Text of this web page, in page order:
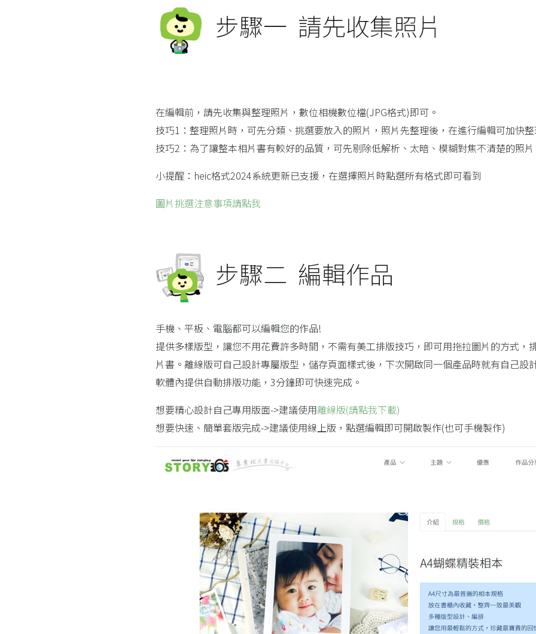
步驟一 請先收集照片
在編輯前，請先收集與整理照片，數位相機數位檔(JPG格式)即可。
技巧1：整理照片時，可先分類、挑選要放入的照片，照片先整理後，在進行編輯可加快整
技巧2：為了讓整本相片書有較好的品質，可先剔除低解析、太暗、模糊對焦不清楚的照片
小提醒：heic格式2024系統更新已支援，在選擇照片時點選所有格式即可看到
圗片挑選注意事項請點我
步驟二 編輯作品
手機、平板、電腦都可以編輯您的作品!
提供多樣版型，讓您不用花費許多時間，不需有美工排版技巧，即可用拖拉圖片的方式，
片書。離線版可自己設計專屬版型，儲存頁面樣式後，下次開啟同一個產品時就有自己設
軟體內提供自動排版功能，3分鐘即可快速完成。
想要精心設計自己專用版面->建議使用離線版(請點我下載)
想要快速、簡單套版完成->建議使用線上版，點選編輯即可開啟製作(也可手機製作)